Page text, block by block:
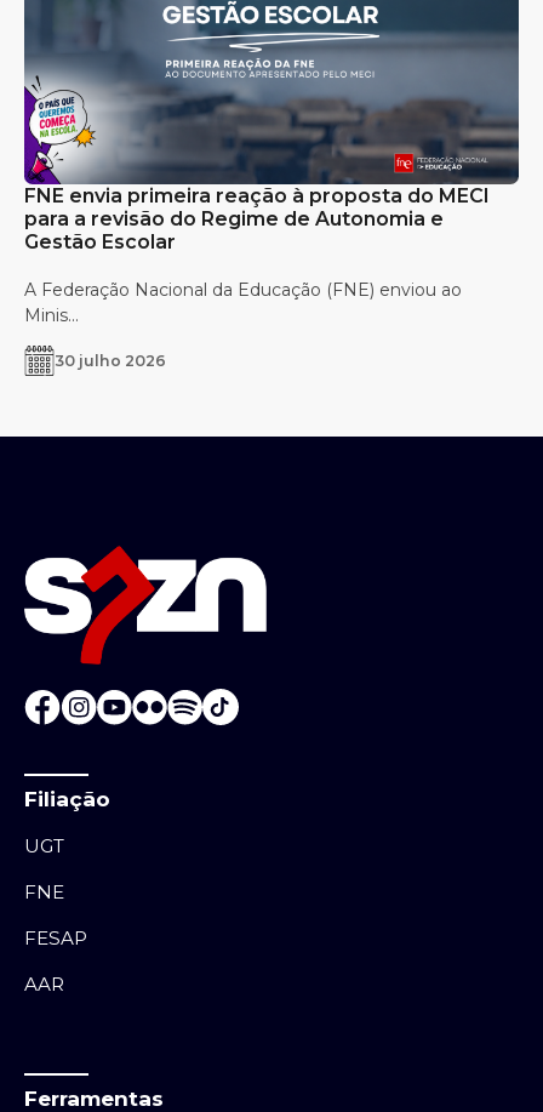
FNE envia primeira reação à proposta do MECI
para a revisão do Regime de Autonomia e
Gestão Escolar
A Federação Nacional da Educação (FNE) enviou ao
Minis...
30 julho 2026
Filiação
UGT
FNE
FESAP
AAR
Ferramentas